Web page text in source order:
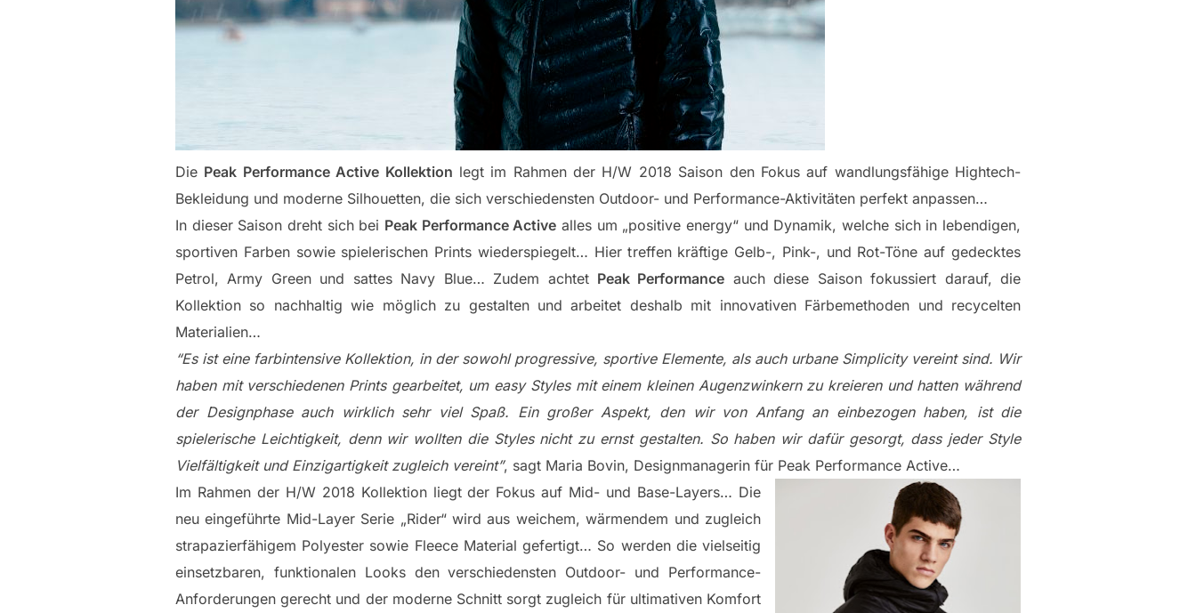
Die Peak Performance Active Kollektion legt im Rahmen der H/W 2018 Saison den Fokus auf wandlungsfähige Hightech-
Bekleidung und moderne Silhouetten, die sich verschiedensten Outdoor- und Performance-Aktivitäten perfekt anpassen…
In dieser Saison dreht sich bei Peak Performance Active alles um „positive energy“ und Dynamik, welche sich in lebendigen,
sportiven Farben sowie spielerischen Prints wiederspiegelt… Hier treffen kräftige Gelb-, Pink-, und Rot-Töne auf gedecktes
Petrol, Army Green und sattes Navy Blue… Zudem achtet Peak Performance auch diese Saison fokussiert darauf, die
Kollektion so nachhaltig wie möglich zu gestalten und arbeitet deshalb mit innovativen Färbemethoden und recycelten
Materialien…
“Es ist eine farbintensive Kollektion, in der sowohl progressive, sportive Elemente, als auch urbane Simplicity vereint sind. Wir
haben mit verschiedenen Prints gearbeitet, um easy Styles mit einem kleinen Augenzwinkern zu kreieren und hatten während
der Designphase auch wirklich sehr viel Spaß. Ein großer Aspekt, den wir von Anfang an einbezogen haben, ist die
spielerische Leichtigkeit, denn wir wollten die Styles nicht zu ernst gestalten. So haben wir dafür gesorgt, dass jeder Style
Vielfältigkeit und Einzigartigkeit zugleich vereint”, sagt Maria Bovin, Designmanagerin für Peak Performance Active…
Im Rahmen der H/W 2018 Kollektion liegt der Fokus auf Mid- und Base-Layers… Die
neu eingeführte Mid-Layer Serie „Rider“ wird aus weichem, wärmendem und zugleich
strapazierfähigem Polyester sowie Fleece Material gefertigt… So werden die vielseitig
einsetzbaren, funktionalen Looks den verschiedensten Outdoor- und Performance-
Anforderungen gerecht und der moderne Schnitt sorgt zugleich für ultimativen Komfort